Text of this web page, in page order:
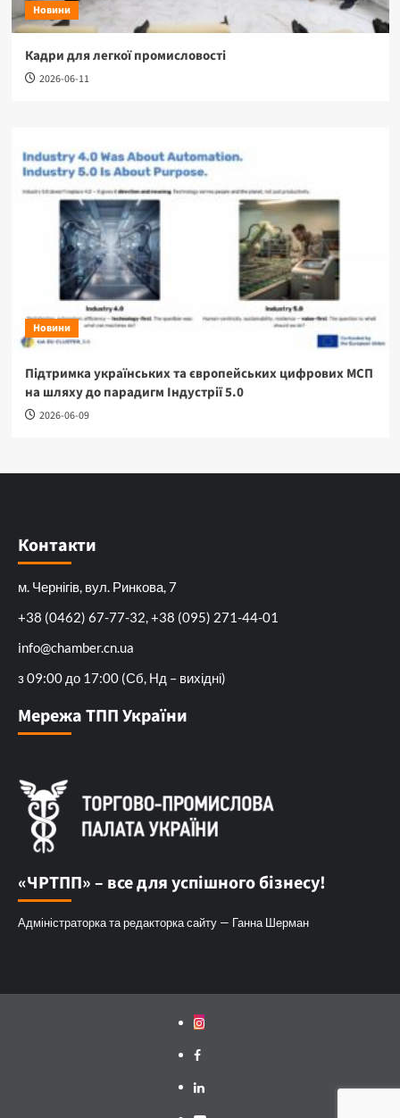
Новини
Кадри для легкої промисловості
2026-06-11
Новини
Підтримка українських та європейських цифрових МСП
на шляху до парадигм Індустрії 5.0
2026-06-09
Контакти
м. Чернігів, вул. Ринкова, 7
+38 (0462) 67-77-32, +38 (095) 271-44-01
info@chamber.cn.ua
з 09:00 до 17:00 (Сб, Нд – вихідні)
Мережа ТПП України
«ЧРТПП» – все для успішного бізнесу!
Адміністраторка та редакторка сайту — Ганна Шерман
Instagram
Facebook
Linkedin